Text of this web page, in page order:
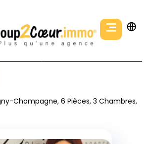
Champagne, 6 Pièces, 3 Chambres,